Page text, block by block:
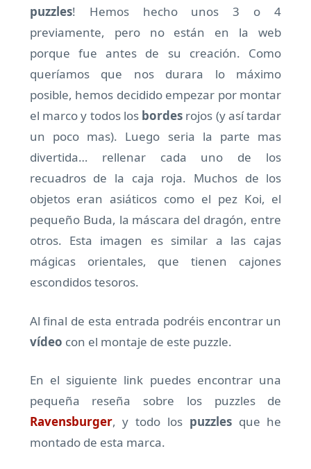
puzzles! Hemos hecho unos 3 o 4
previamente, pero no están en la web
porque fue antes de su creación. Como
queríamos que nos durara lo máximo
posible, hemos decidido empezar por montar
el marco y todos los bordes rojos (y así tardar
un poco mas). Luego seria la parte mas
divertida… rellenar cada uno de los
recuadros de la caja roja. Muchos de los
objetos eran asiáticos como el pez Koi, el
pequeño Buda, la máscara del dragón, entre
otros. Esta imagen es similar a las cajas
mágicas orientales, que tienen cajones
escondidos tesoros.
Al final de esta entrada podréis encontrar un
vídeo con el montaje de este puzzle.
En el siguiente link puedes encontrar una
pequeña reseña sobre los puzzles de
Ravensburger, y todo los puzzlesque he
montado de esta marca.